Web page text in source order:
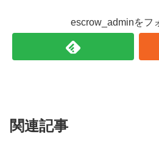
escrow_adminをフ
関連記事